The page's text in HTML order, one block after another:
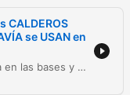
CALDEROS
se USAN en
En este episodio, Tata Enganga profundiza en las bases y la cosmovisión de la religión Palo Monte, explorando su enfoque animista y el respeto a las fuerzas de la naturaleza. A través de relatos personales, se detallan procesos iniciáticos como el 'rayamiento', la comunicación con los muertos mediante el uso del chamalongo y la complejidad de gestionar energías espirituales y rituales de inmolación. La conversación también aborda temas de transformación personal, desde la superación de adicciones hasta la transición de la medicina tradicional hacia la práctica espiritual. El invitado reflexiona sobre la ética en el trabajo con entidades, los peligros del uso del poder para fines oscuros y cómo la conexión con las raíces familiares permite un despertar de la conciencia y una comprensión más profunda de la existencia.